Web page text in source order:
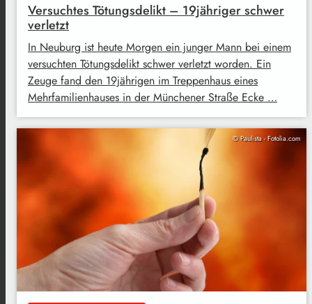
Versuchtes Tötungsdelikt – 19jähriger schwer
verletzt
In Neuburg ist heute Morgen ein junger Mann bei einem
versuchten Tötungsdelikt schwer verletzt worden. Ein
Zeuge fand den 19jährigen im Treppenhaus eines
Mehrfamilienhauses in der Münchener Straße Ecke …
© Paulista - Fotolia.com